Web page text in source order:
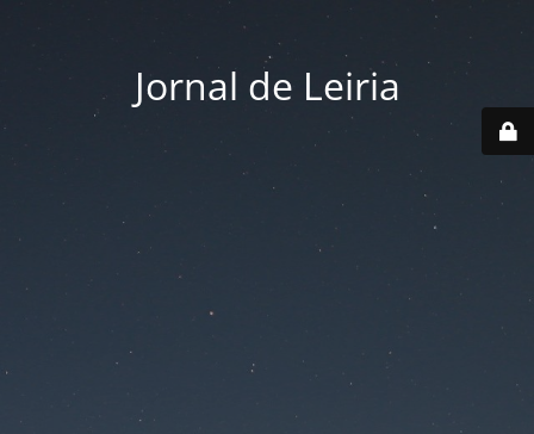
Jornal de Leiria